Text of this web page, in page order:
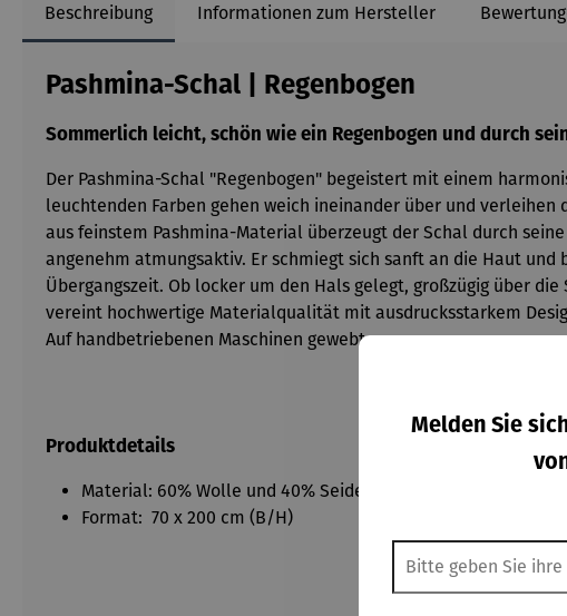
Beschreibung Informationen zum Hersteller
Pashmina-Schal | Regenbogen
Sommerlich leicht, schön wie ein Regenbogen und durch
Der Pashmina-Schal "Regenbogen" begeistert mit einem
leuchtenden Farben gehen weich ineinander über und
aus feinstem Pashmina-Material überzeugt der Schal durch
angenehm atmungsaktiv. Er schmiegt sich sanft an die Haut
Übergangszeit. Ob locker um den Hals gelegt, großzügig über
vereint hochwertige Materialqualität mit ausdrucksstarkem
Auf handbetriebenen Maschinen gewebt.
Produktdetails
Material: 60% Wolle und 40% Seide
Format: 70 x 200 cm (B/H)
Melden Sie